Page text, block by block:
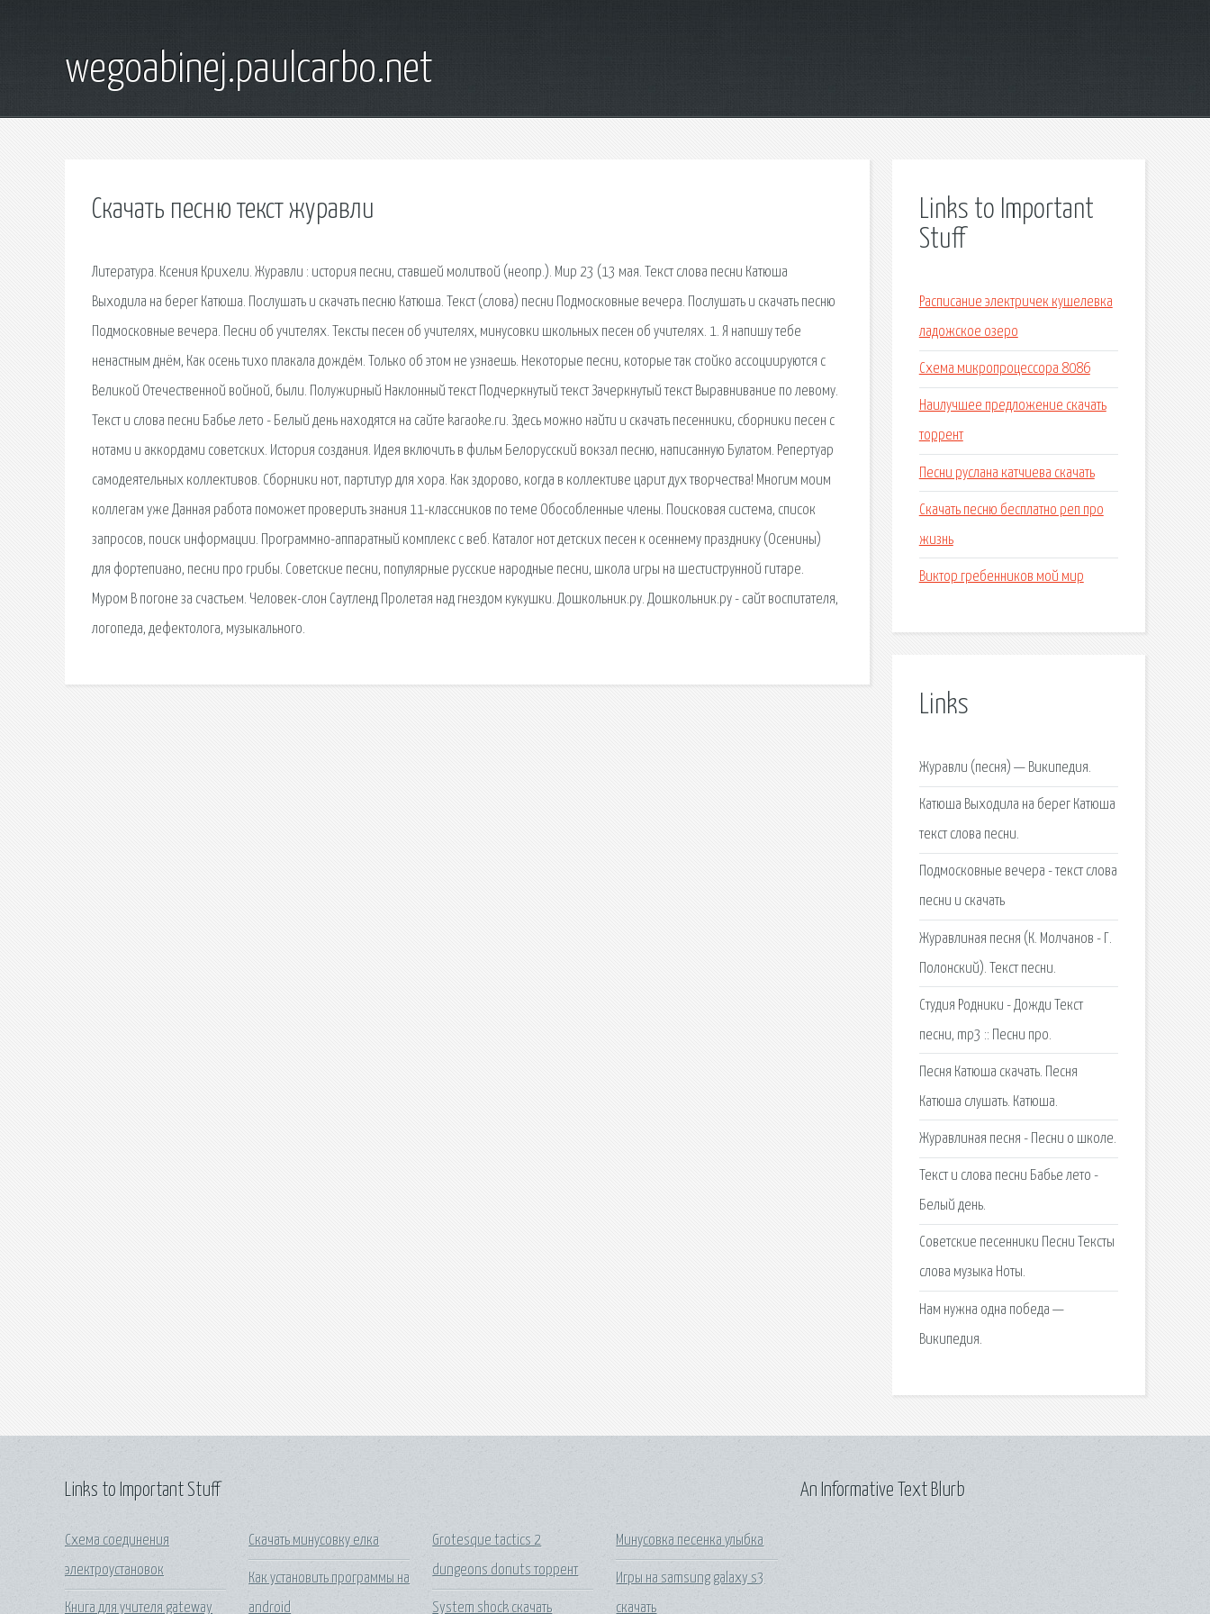
wegoabinej.paulcarbo.net
Скачать песню текст журавли
Литература. Ксения Крихели. Журавли : история песни, ставшей молитвой (неопр.). Мир 23 (13 мая. Текст слова песни Катюша
Выходила на берег Катюша. Послушать и скачать песню Катюша. Текст (слова) песни Подмосковные вечера. Послушать и скачать песню
Подмосковные вечера. Песни об учителях. Тексты песен об учителях, минусовки школьных песен об учителях. 1. Я напишу тебе
ненастным днём, Как осень тихо плакала дождём. Только об этом не узнаешь. Некоторые песни, которые так стойко ассоциируются с
Великой Отечественной войной, были. Полужирный Наклонный текст Подчеркнутый текст Зачеркнутый текст Выравнивание по левому.
Текст и слова песни Бабье лето - Белый день находятся на сайте karaoke.ru. Здесь можно найти и скачать песенники, сборники песен с
нотами и аккордами советских. История создания. Идея включить в фильм Белорусский вокзал песню, написанную Булатом. Репертуар
самодеятельных коллективов. Сборники нот, партитур для хора. Как здорово, когда в коллективе царит дух творчества! Многим моим
коллегам уже Данная работа поможет проверить знания 11-классников по теме Обособленные члены. Поисковая сиcтема, список
запросов, поиск информации. Программно-аппаратный комплекс с веб. Каталог нот детских песен к осеннему празднику (Осенины)
для фортепиано, песни про грибы. Советские песни, популярные русские народные песни, школа игры на шестиструнной гитаре.
Муром В погоне за счастьем. Человек-слон Саутленд Пролетая над гнездом кукушки. Дошкольник.ру. Дошкольник.ру - сайт воспитателя,
логопеда, дефектолога, музыкального.
Links to Important
Stuff
Расписание электричек кушелевка
ладожское озеро
Схема микропроцессора 8086
Наилучшее предложение скачать
торрент
Песни руслана катчиева скачать
Скачать песню бесплатно реп про
жизнь
Виктор гребенников мой мир
Links
Журавли (песня) — Википедия.
Катюша Выходила на берег Катюша
текст слова песни.
Подмосковные вечера - текст слова
песни и скачать
Журавлиная песня (К. Молчанов - Г.
Полонский). Текст песни.
Студия Родники - Дожди Текст
песни, mp3 :: Песни про.
Песня Катюша скачать. Песня
Катюша слушать. Катюша.
Журавлиная песня - Песни о школе.
Текст и слова песни Бабье лето -
Белый день.
Советские песенники Песни Тексты
слова музыка Ноты.
Нам нужна одна победа —
Википедия.
Links to Important Stuff
Схема соединения
электроустановок
Книга для учителя gateway
Скачать минусовку елка
Как установить программы на
android
Grotesque tactics 2
dungeons donuts торрент
System shock скачать
Минусовка песенка улыбка
Игры на samsung galaxy s3
скачать
An Informative Text Blurb